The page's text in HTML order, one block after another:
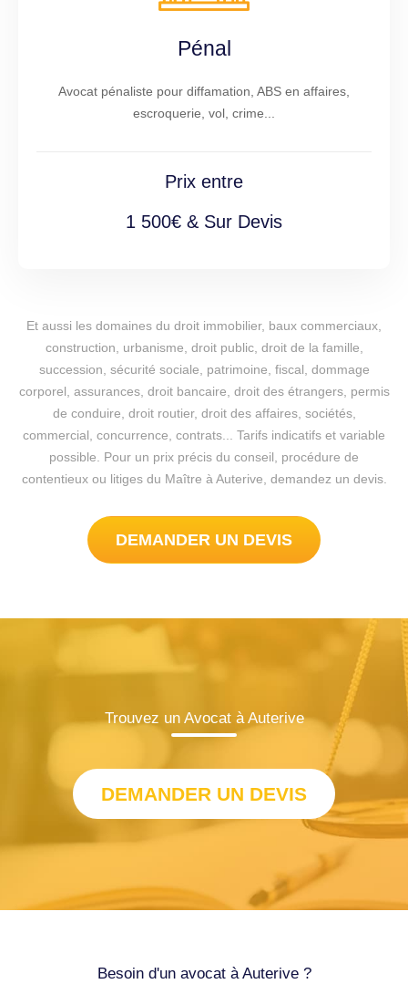
Pénal
Avocat pénaliste pour diffamation, ABS en affaires,
escroquerie, vol, crime...
Prix entre
1 500€ & Sur Devis
Et aussi les domaines du droit immobilier, baux commerciaux,
construction, urbanisme, droit public, droit de la famille,
succession, sécurité sociale, patrimoine, fiscal, dommage
corporel, assurances, droit bancaire, droit des étrangers, permis
de conduire, droit routier, droit des affaires, sociétés,
commercial, concurrence, contrats... Tarifs indicatifs et variable
possible. Pour un prix précis du conseil, procédure de
contentieux ou litiges du Maître à Auterive, demandez un devis.
DEMANDER UN DEVIS
Trouvez un Avocat à Auterive
DEMANDER UN DEVIS
Besoin d'un avocat à Auterive ?